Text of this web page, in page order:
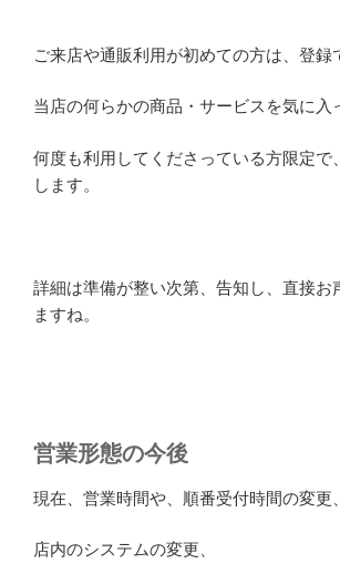
ご来店や通販利用が初めての方は、登録
当店の何らかの商品・サービスを気に入
何度も利用してくださっている方限定で
します。
詳細は準備が整い次第、告知し、直接お
ますね。
営業形態の今後
現在、営業時間や、順番受付時間の変更、
店内のシステムの変更、